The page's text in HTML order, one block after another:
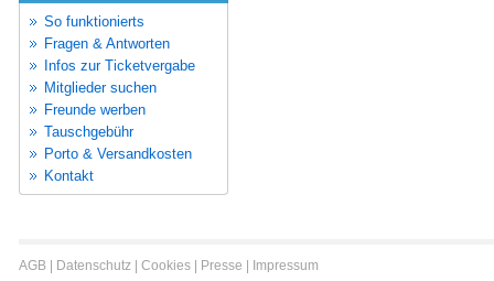
So funktionierts
Fragen & Antworten
Infos zur Ticketvergabe
Mitglieder suchen
Freunde werben
Tauschgebühr
Porto & Versandkosten
Kontakt
AGB | Datenschutz | Cookies | Presse | Impressum